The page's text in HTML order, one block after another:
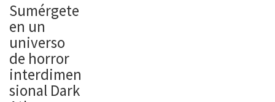
Sumérgete
en un
universo
de horror
interdimen
sional Dark